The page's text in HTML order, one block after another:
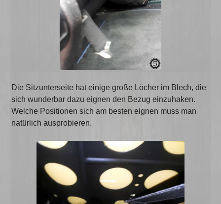
Die Sitzunterseite hat einige große Löcher im Blech, die
sich wunderbar dazu eignen den Bezug einzuhaken.
Welche Positionen sich am besten eignen muss man
natürlich ausprobieren.